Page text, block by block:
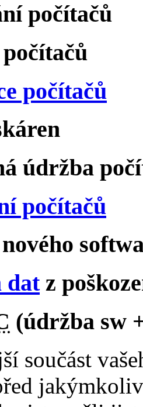
počítačů
počítačů
údržba
počítačů
datz
(údržba sw
součást